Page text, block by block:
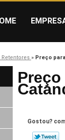
» Preço
Gostou?